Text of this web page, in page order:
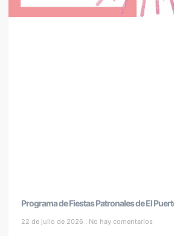
Programa de Fiestas Patronales de El
22 de julio de 2026 No hay comentarios